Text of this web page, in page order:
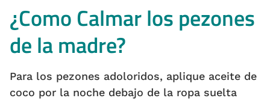
¿Como Calmar los pezones
de la madre?
Para los pezones adoloridos, aplique aceite de
coco por la noche debajo de la ropa suelta